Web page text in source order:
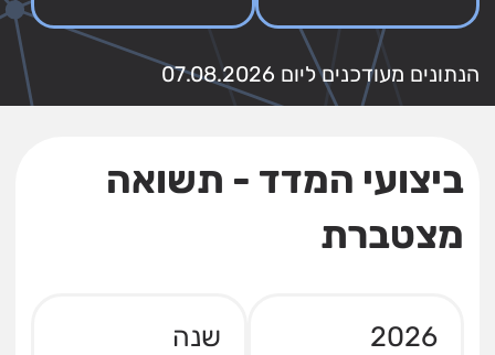
הנתונים מעודכנים ליום 07.08.2026
ביצועי המדד - תשואה
מצטברת
2026
שנה